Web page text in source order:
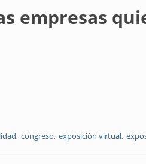
empresas
congreso exposición virtual